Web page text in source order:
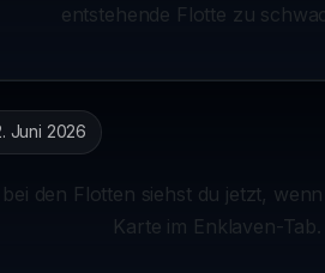
entstehende Flotte zu
Juni 2026
den Flotten siehst du jetzt,
Karte im Enklaven-